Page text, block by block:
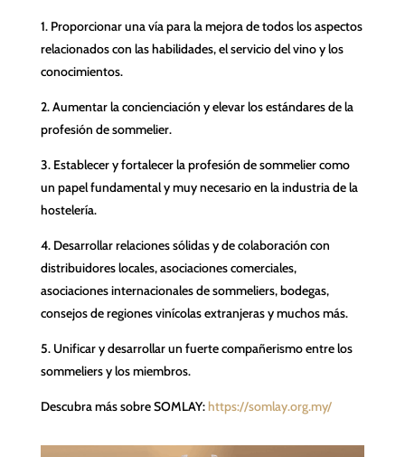
1. Proporcionar una vía para la mejora de todos los aspectos
relacionados con las habilidades, el servicio del vino y los
conocimientos.
2. Aumentar la concienciación y elevar los estándares de la
profesión de sommelier.
3. Establecer y fortalecer la profesión de sommelier como
un papel fundamental y muy necesario en la industria de la
hostelería.
4. Desarrollar relaciones sólidas y de colaboración con
distribuidores locales, asociaciones comerciales,
asociaciones internacionales de sommeliers, bodegas,
consejos de regiones vinícolas extranjeras y muchos más.
5. Unificar y desarrollar un fuerte compañerismo entre los
sommeliers y los miembros.
Descubra más sobre SOMLAY:https://somlay.org.my/